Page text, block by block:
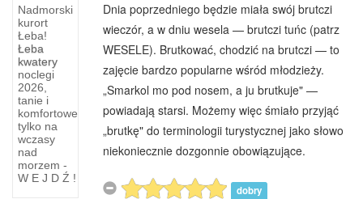
Nadmorski
kurort
Łeba!
Łeba
kwatery
noclegi
2026,
tanie i
komfortowe
tylko na
wczasy
nad
morzem -
W E J D Ź !
Zabytki
Człuchowa
ZABYTKI
CZŁUCHOWA
Odkąd
wybudowano
Dnia po­przedniego będzie miała swój brutczi
wieczór, a w dniu wesela — brutczi tuńc (patrz
WESELE). Brutkować, chodzić na brutczi — to
zajęcie bardzo popularne wśród młodzieży.
„Smarkol mo pod nosem, a ju brutkuje" —
powiadają starsi. Możemy więc śmiało przyjąć
„brutkę" do termino­logii turystycznej jako słowo
niekoniecznie dozgonnie obo­wiązujące.
dobry